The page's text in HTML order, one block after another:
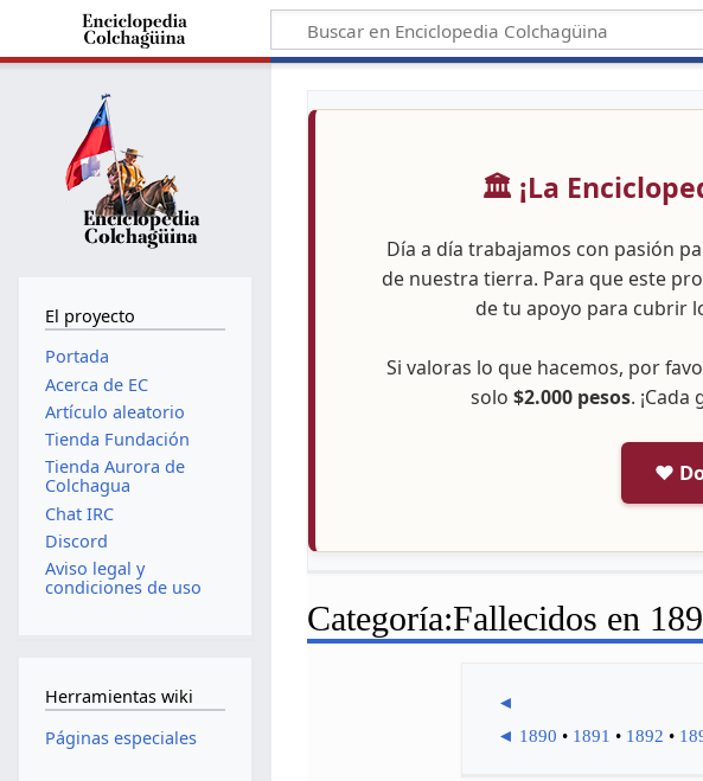
🏛️ ¡La
Día a día trabajamos con pasión
de nuestra tierra. Para que este
de tu apoyo para cubrir
Si valoras lo que hacemos, por
solo $2.000 pesos.
❤️
Categoría:Fallecidos en
◄
◄ 1890 • 1891 • 1892 •
El proyecto
Portada
Acerca de EC
Artículo aleatorio
Tienda Fundación
Tienda Aurora de
Colchagua
Chat IRC
Discord
Aviso legal y
condiciones de uso
Herramientas wiki
Páginas especiales